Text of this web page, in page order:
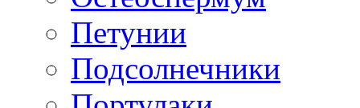
Петунии
Подсолнечники